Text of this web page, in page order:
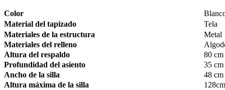
Color
Material del tapizado
Tela
Materiales de la estructura
Metal
Materiales del relleno
Altura del respaldo
80 cm
Profundidad del asiento
35 cm
Ancho de la silla
48 cm
Altura máxima de la silla
128cm